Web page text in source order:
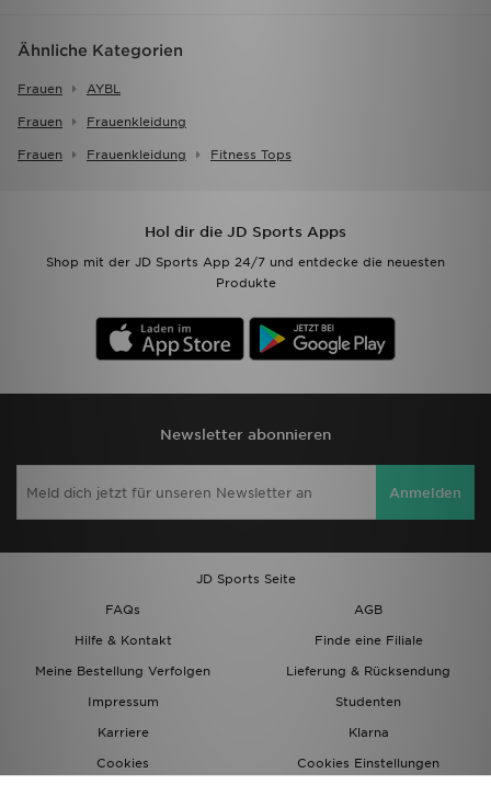
Ähnliche Kategorien
Frauen AYBL
Frauen Frauenkleidung
Frauen Frauenkleidung Fitness Tops
Hol dir die JD Sports Apps
Shop mit der JD Sports App 24/7 und entdecke die neuesten
Produkte
Newsletter abonnieren
Anmelden
JD Sports Seite
FAQs
AGB
Hilfe & Kontakt
Finde eine Filiale
Meine Bestellung Verfolgen
Lieferung & Rücksendung
Impressum
Studenten
Karriere
Klarna
Cookies
Cookies Einstellungen